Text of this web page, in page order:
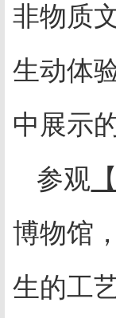
非物质
生动体
中展示
参观 【
博物馆
生的工